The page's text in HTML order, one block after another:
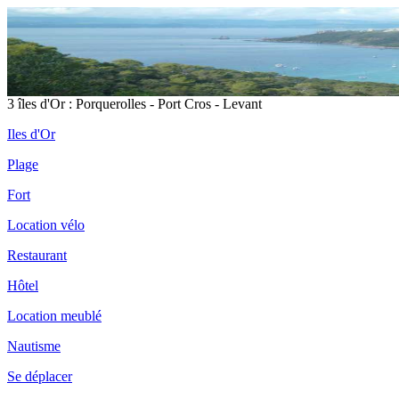
3 îles d'Or : Porquerolles - Port Cros - Levant
Iles d'Or
Plage
Fort
Location vélo
Restaurant
Hôtel
Location meublé
Nautisme
Se déplacer